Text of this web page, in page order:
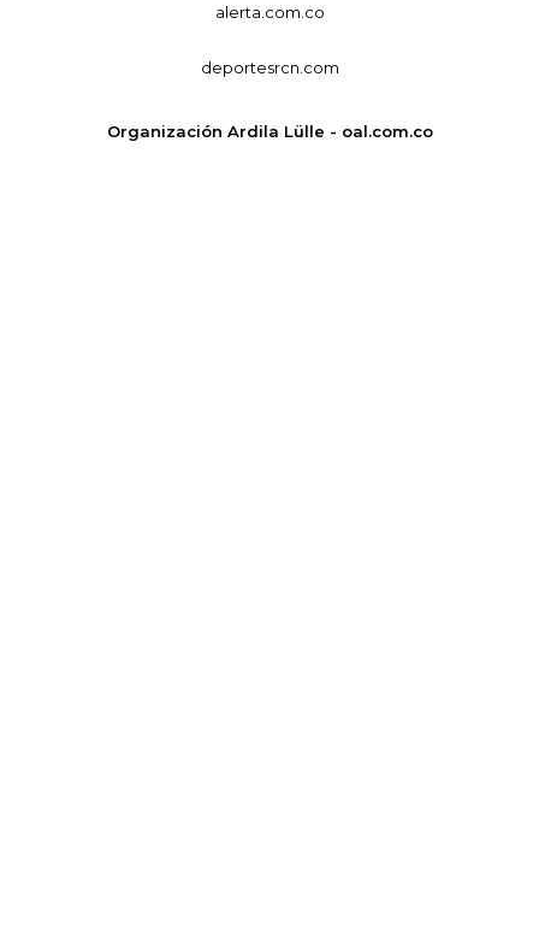
alerta.com.co
deportesrcn.com
Organización Ardila Lülle - oal.com.co